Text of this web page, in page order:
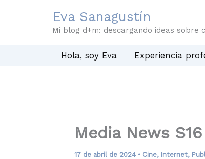
Eva Sanagustín
Mi blog d+m: descargando ideas sobre
Hola, soy Eva Experiencia
Media News
17 de abril de 2024 • Cine, Internet,